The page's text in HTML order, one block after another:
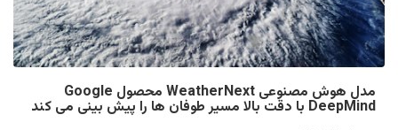
مدل هوش مصنوعی WeatherNext محصول Google
DeepMind با دقت بالا مسیر طوفان ها را پیش بینی می کند